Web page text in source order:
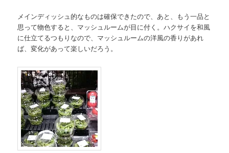
メインディッシュ的なものは確保できたので、あと、もう一品と
思って物色すると、マッシュルームが目に付く。ハクサイを和風
に仕立てるつもりなので、マッシュルームの洋風の香りがあれ
ば、変化があって楽しいだろう。